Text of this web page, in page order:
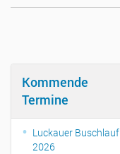
Kommende
Termine
Luckauer Buschlauf
2026